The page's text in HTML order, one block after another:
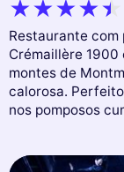
Restaurante com
Crémaillère
montes de
calorosa.
nos pomposos